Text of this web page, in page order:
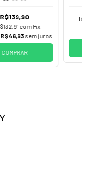
R$139,90
com Pix
R$46,63sem juros
COMPRAR